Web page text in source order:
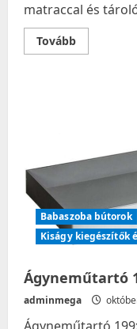
matraccal és
TovábbRead
more
tároló…
Babaszoba bútorok
Kiságy kiegészítők
Ágyneműtartó
adminmega